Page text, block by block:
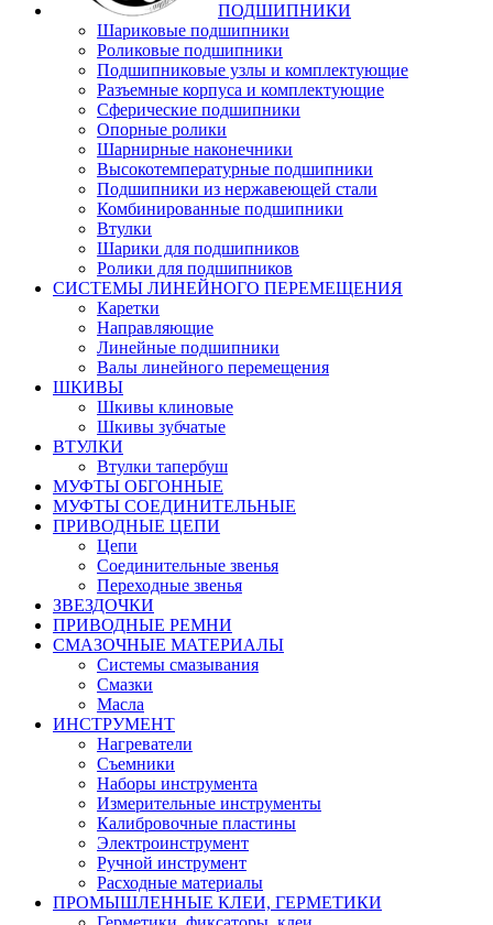
ПОДШИПНИКИ
Шариковые подшипники
Роликовые подшипники
Подшипниковые узлы и комплектующие
Разъемные корпуса и комплектующие
Сферические подшипники
Опорные ролики
Шарнирные наконечники
Высокотемпературные подшипники
Подшипники из нержавеющей стали
Комбинированные подшипники
Втулки
Шарики для подшипников
Ролики для подшипников
СИСТЕМЫ ЛИНЕЙНОГО ПЕРЕМЕЩЕНИЯ
Каретки
Направляющие
Линейные подшипники
Валы линейного перемещения
ШКИВЫ
Шкивы клиновые
Шкивы зубчатые
ВТУЛКИ
Втулки тапербуш
МУФТЫ ОБГОННЫЕ
МУФТЫ СОЕДИНИТЕЛЬНЫЕ
ПРИВОДНЫЕ ЦЕПИ
Цепи
Соединительные звенья
Переходные звенья
ЗВЕЗДОЧКИ
ПРИВОДНЫЕ РЕМНИ
СМАЗОЧНЫЕ МАТЕРИАЛЫ
Системы смазывания
Смазки
Масла
ИНСТРУМЕНТ
Нагреватели
Съемники
Наборы инструмента
Измерительные инструменты
Калибровочные пластины
Электроинструмент
Ручной инструмент
Расходные материалы
ПРОМЫШЛЕННЫЕ КЛЕИ, ГЕРМЕТИКИ